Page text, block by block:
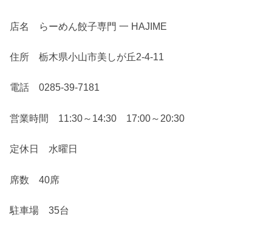
店名 らーめん餃子専門 一 HAJIME
住所 栃木県小山市美しが丘2-4-11
電話 0285-39-7181
営業時間 11:30～14:30 17:00～20:30
定休日 水曜日
席数 40席
駐車場 35台